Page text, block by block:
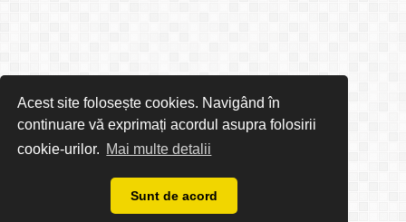
Acest site folosește cookies. Navigând în
continuare vă exprimați acordul asupra folosirii
cookie-urilor. Mai multe detalii
Sunt de acord